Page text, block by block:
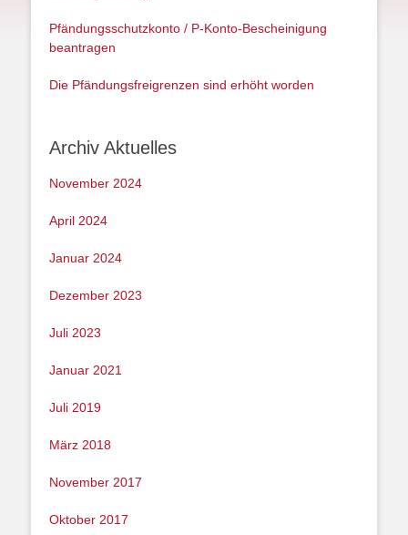
Pfändungsschutzkonto / P-Konto-Bescheinigung
beantragen
Die Pfändungsfreigrenzen sind erhöht worden
Archiv Aktuelles
November 2024
April 2024
Januar 2024
Dezember 2023
Juli 2023
Januar 2021
Juli 2019
März 2018
November 2017
Oktober 2017